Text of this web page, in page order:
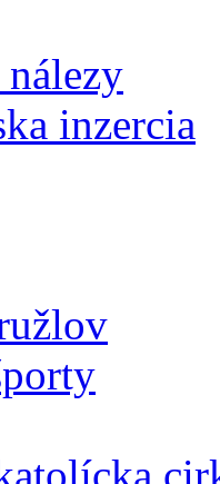
inzercia